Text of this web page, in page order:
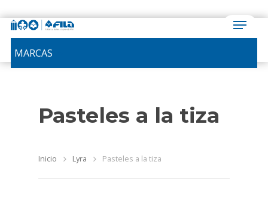
MARCAS
Pasteles a la tiza
Inicio Lyra Pasteles a la tiza